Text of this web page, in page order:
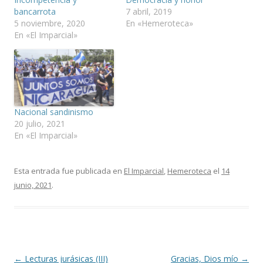
bancarrota
5 noviembre, 2020
En «El Imparcial»
7 abril, 2019
En «Hemeroteca»
Nacional sandinismo
20 julio, 2021
En «El Imparcial»
Esta entrada fue publicada en El Imparcial, Hemeroteca el 14
junio, 2021.
Navegación
← Lecturas jurásicas (III) Gracias, Dios mío →